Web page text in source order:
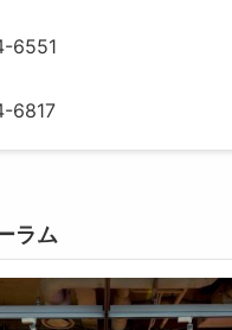
6551
6817
ラム